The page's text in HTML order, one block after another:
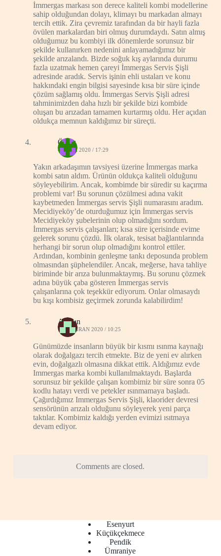
İmmergas markası son derece kaliteli kombi modellerine
sahip olduğundan dolayı, klimayı bu markadan almayı
tercih ettik. Zira çevremiz tarafından da bir hayli fazla
övülen markalardan biri olmuş durumdaydı. Satın almış
olduğumuz bu kombiyi ilk dönemlerde sorunsuz bir
şekilde kullanırken nedenini anlayamadığımız bir
şekilde arızalandı. Bizde soğuk kış aylarında durumu
fazla uzatmak hemen çareyi İmmergas Servis Şişli
adresinde aradık. Servis işinin ehli ustaları ve konu
hakkındaki engin bilgisi sayesinde kısa bir süre içinde
çözüm sağlamış oldu. İmmergas Servis Şişli adresi
tahminimizden daha hızlı bir şekilde bizi kombide
oluşan bu arızadan tamamen kurtarmış oldu. Her açıdan
oldukça memnun kaldığımız bir süreçti.
Ömer
4 OCAK 2020 / 17:29
Yakın arkadaşımın tavsiyesi üzerine İmmergas marka
kombi satın aldım. Ürünün oldukça kaliteli olduğunu
söyleyebilirim. Ancak, kombimde bir süredir su kaçırma
problemi var! Bu sorunun çözülmesi adına vakit
kaybetmeden İmmergas servis Şişli numarasını aradım.
Mecidiyeköy’de oturduğumuz için İmmergas servis
Mecidiyeköy şubelerinin olup olmadığını sordum.
İmmergas servis çalışanları; kısa süre içerisinde evime
gelerek sorunu çözdü. İlk olarak, tesisat bağlantılarında
herhangi bir sorun olup olmadığını kontrol ettiler.
Ardından, kombinin genleşme tankı deposunda problem
olmasından şüphelendiler. Ancak, meğerse, hava tahliye
biriminde bir arıza bulunmaktaymış. Bu sorunu çözmek
adına büyük çaba gösteren İmmergas servis
çalışanlarına çok teşekkür ediyorum. Onlar olmasaydı
bu kışı kombisiz geçirmek zorunda kalabilirdim!
Atakan
13 HAZIRAN 2020 / 10:25
Günümüzde insanların büyük bir kısmı ısınma kaynağı
olarak doğalgazı tercih etmekte. Biz de yeni ev alırken
evin, doğalgazlı olmasına dikkat ettik. Aldığımız evde
Immergas marka kombi kullanılmaktaydı. Başlarda
sorunsuz bir şekilde çalışan kombimiz bir süre sonra 05
kodlu hatayı verdi ve petekler ısınmamaya başladı.
Çağırdığımız Immergas Servis Şişli, klaorider devresi
sensörünün arızalı olduğunu söyleyerek yeni parça
taktılar. Kombimiz kaldığı yerden evimizi ısıtmaya
devam ediyor.
Comments are closed.
Esenyurt
Küçükçekmece
Pendik
Ümraniye